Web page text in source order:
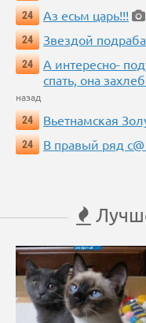
24
Аз есьм царь!!!
24
Звездой
24
А интересно-
спать, она
назад
24
Вьетнамская
24
В правый ряд